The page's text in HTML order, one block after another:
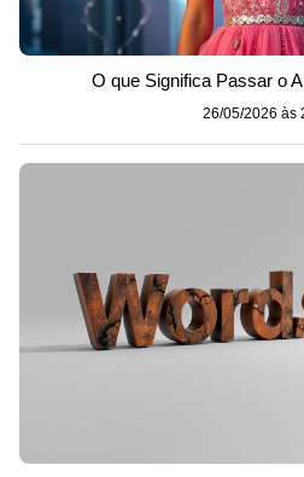
O que Significa Passar o
26/05/2026 às